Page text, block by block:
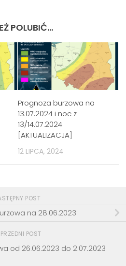
POLUBIĆ…
Prognoza burzowa na
13.07.2024 i noc z
13/14.07.2024
[AKTUALIZACJA]
12 LIPCA, 2024
POST
na 28.06.2023
POST
od 26.06.2023 do 2.07.2023